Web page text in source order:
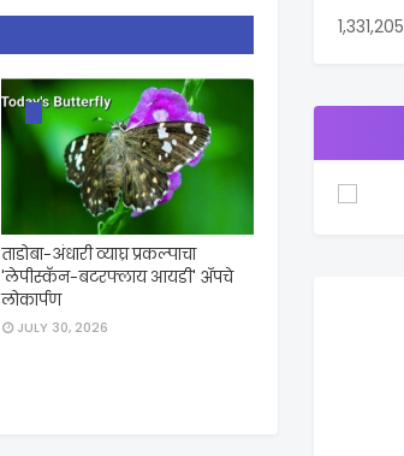
ताडोबा-अंधारी व्याघ्र प्रकल्पाचा
'लेपीस्कॅन-बटरफ्लाय आयडी' ॲपचे
लोकार्पण
JULY 30, 2026
1,331,205